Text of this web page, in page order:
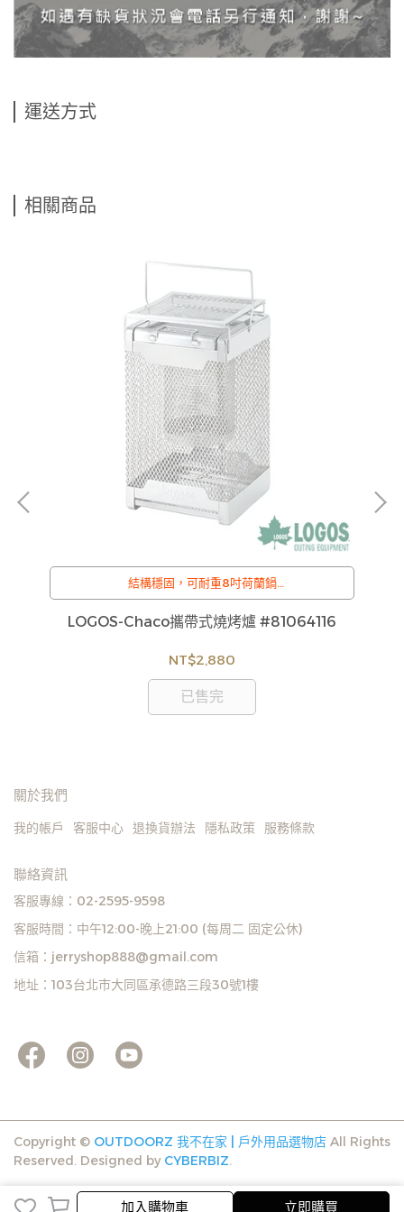
加入購物車 立即購買
運送方式
相關商品
結構穩固，可耐重8吋荷蘭鍋
/
訂購注意事項 :
情形，客服人員將立即與您聯繫交期或更換商品，如
無法出貨，本公司將有權取消訂單，造成不便尚請見
諒。如遇庫存不足無法下單，亦歡迎洽詢客服。
LOGOS-Chaco攜帶式燒烤爐 #81064116
NT$2,880
已售完
關於我們
我的帳戶 客服中心 退換貨辦法 隱私政策 服務條款
聯絡資訊
客服專線：02-2595-9598
客服時間：中午12:00-晚上21:00 (每周二 固定公休)
信箱：jerryshop888@gmail.com
地址：103台北市大同區承德路三段30號1樓
Copyright © OUTDOORZ 我不在家 | 戶外用品選物店 All Rights
Reserved. Designed by CYBERBIZ.